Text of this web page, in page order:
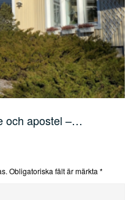
och apostel –…
Obligatoriska fält är märkta *